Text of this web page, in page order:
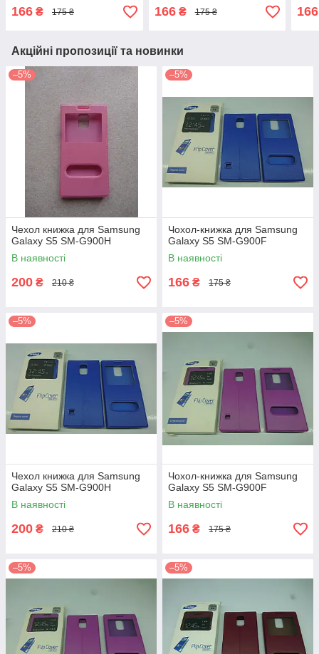
166 ₴ 175 ₴ 166₴ 175 ₴ 166
Акційні пропозиції та новинки
–5%
Чехол книжка для Samsung
Galaxy S5 SM-G900H
В наявності
200 ₴ 210 ₴
–5%
Чохол-книжка для Samsung
Galaxy S5 SM-G900F
В наявності
166 ₴ 175 ₴
–5%
Чехол книжка для Samsung
Galaxy S5 SM-G900H
В наявності
200 ₴ 210 ₴
–5%
Чохол-книжка для Samsung
Galaxy S5 SM-G900F
В наявності
166 ₴ 175 ₴
–5% –5%